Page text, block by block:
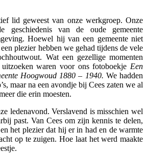
lid geweest van onze werkgroep. Onze
geschiedenis van de oude gemeente
Hoewel hij van een gemeente niet
plezier hebben we gehad tijdens de vele
Wat een gezellige momenten
waren voor ons fotoboekje Een
Hoogwoud 1880 – 1940. We hadden
maar na een avondje bij Cees zaten we al
die erin moesten.
ledenavond. Verslavend is misschien wel
past. Van Cees om zijn kennis te delen,
het plezier dat hij er in had en de warmte
op te zuigen. Hoe laat het werd maakte